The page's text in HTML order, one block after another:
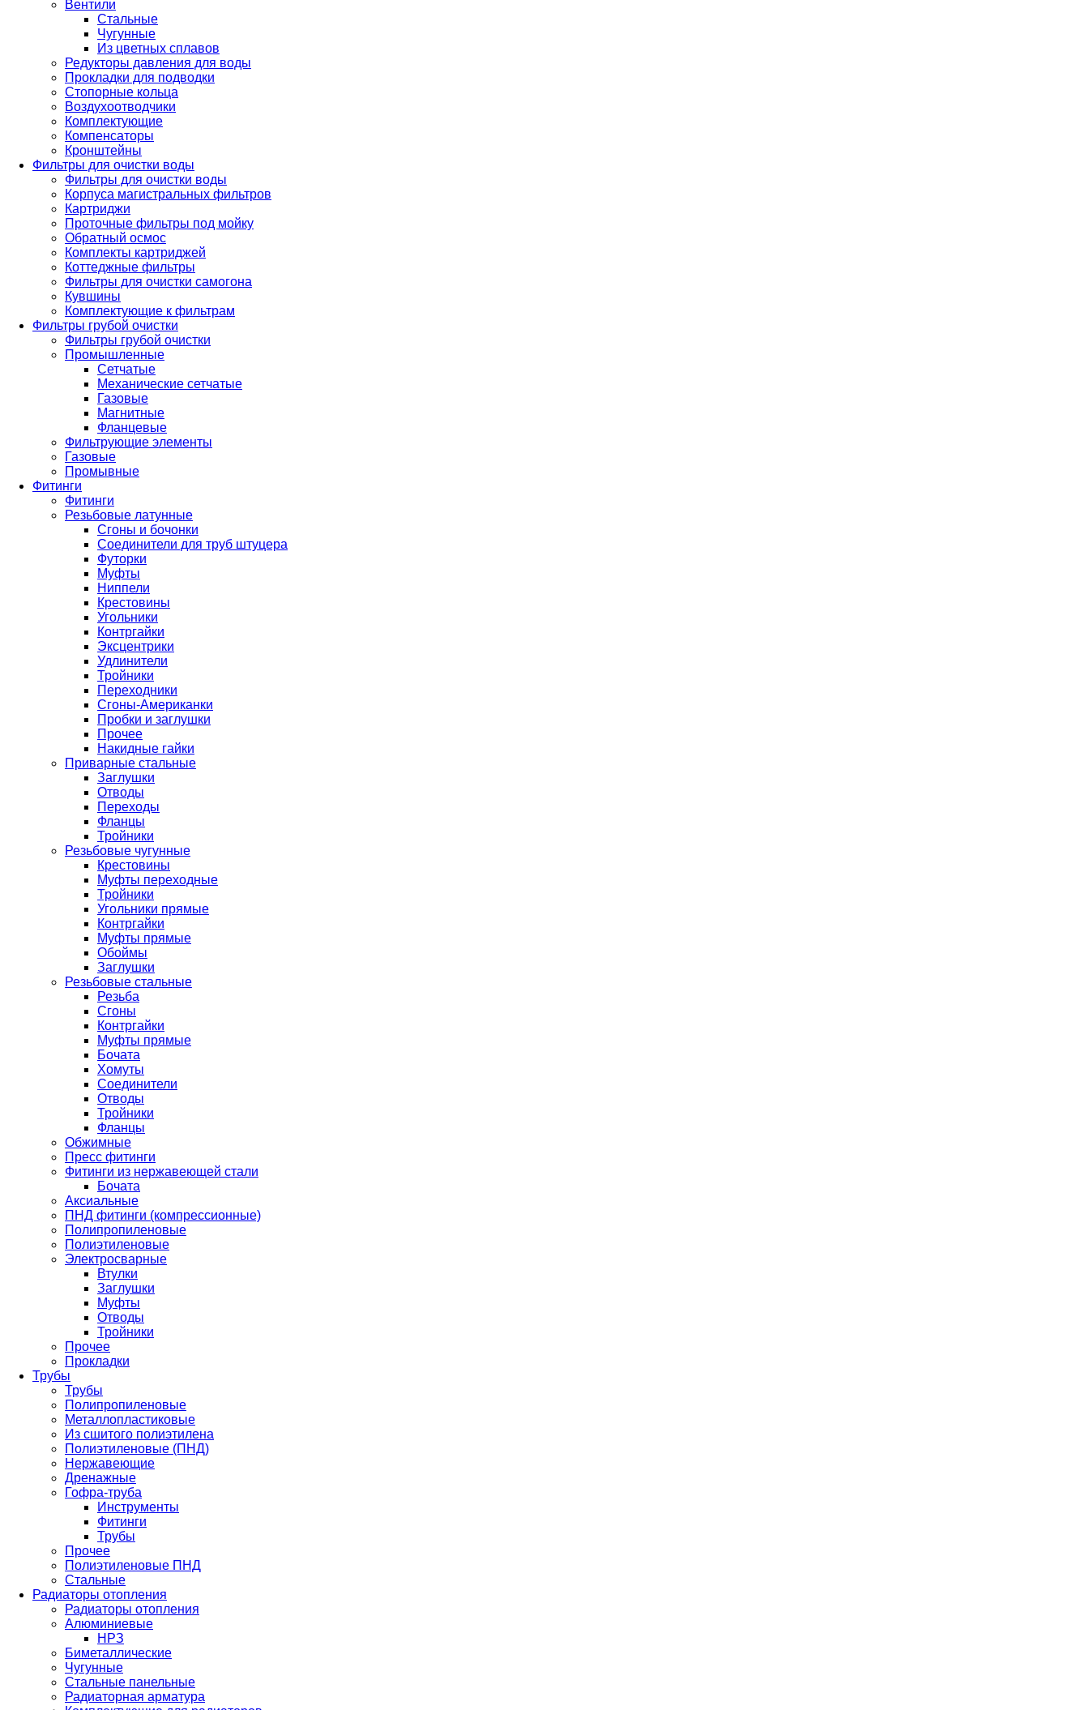
Вентили
Стальные
Чугунные
Из цветных сплавов
Редукторы давления для воды
Прокладки для подводки
Стопорные кольца
Воздухоотводчики
Комплектующие
Компенсаторы
Кронштейны
Фильтры для очистки воды
Фильтры для очистки воды
Корпуса магистральных фильтров
Картриджи
Проточные фильтры под мойку
Обратный осмос
Комплекты картриджей
Коттеджные фильтры
Фильтры для очистки самогона
Кувшины
Комплектующие к фильтрам
Фильтры грубой очистки
Фильтры грубой очистки
Промышленные
Сетчатые
Механические сетчатые
Газовые
Магнитные
Фланцевые
Фильтрующие элементы
Газовые
Промывные
Фитинги
Фитинги
Резьбовые латунные
Сгоны и бочонки
Соединители для труб штуцера
Футорки
Муфты
Ниппели
Крестовины
Угольники
Контргайки
Эксцентрики
Удлинители
Тройники
Переходники
Сгоны-Американки
Пробки и заглушки
Прочее
Накидные гайки
Приварные стальные
Заглушки
Отводы
Переходы
Фланцы
Тройники
Резьбовые чугунные
Крестовины
Муфты переходные
Тройники
Угольники прямые
Контргайки
Муфты прямые
Обоймы
Заглушки
Резьбовые стальные
Резьба
Сгоны
Контргайки
Муфты прямые
Бочата
Хомуты
Соединители
Отводы
Тройники
Фланцы
Обжимные
Пресс фитинги
Фитинги из нержавеющей стали
Бочата
Аксиальные
ПНД фитинги (компрессионные)
Полипропиленовые
Полиэтиленовые
Электросварные
Втулки
Заглушки
Муфты
Отводы
Тройники
Прочее
Прокладки
Трубы
Трубы
Полипропиленовые
Металлопластиковые
Из сшитого полиэтилена
Полиэтиленовые (ПНД)
Нержавеющие
Дренажные
Гофра-труба
Инструменты
Фитинги
Трубы
Прочее
Полиэтиленовые ПНД
Стальные
Радиаторы отопления
Радиаторы отопления
Алюминиевые
НРЗ
Биметаллические
Чугунные
Стальные панельные
Радиаторная арматура